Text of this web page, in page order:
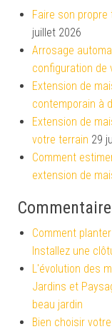
Faire son
juillet 2026
Arrosage
configuration de
Extension de
contemporain à
Extension de
votre terrain 29
Comment
extension de
Comment
Installez une
L'évolution des
Jardins et
beau jardin
Bien choisir